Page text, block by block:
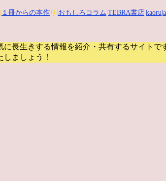
１冊からの本作 り| おもしろコラム TEBRA書店 kaoru
長生きする情報を紹介・共有するサイトで
ましょう！